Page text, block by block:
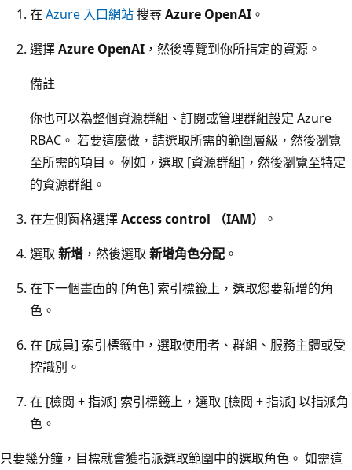
在 Azure 入口網站搜尋Azure OpenAI 。
選擇Azure OpenAI ，然後導覽到你所指定的資源。
備註
你也可以為整個資源群組、訂閱或管理群組設定 Azure
RBAC。 若要這麼做，請選取所需的範圍層級，然後瀏覽
至所需的項目。 例如，選取 [資源群組] ，然後瀏覽至特定
的資源群組。
在左側窗格選擇Access control （IAM）
。
選取 新增 ，然後選取 新增角色分配 。
在下一個畫面的 [角色] 索引標籤上，選取您要新增的角
色。
在 [成員] 索引標籤中，選取使用者、群組、服務主體或受
控識別。
在 [檢閱 + 指派] 索引標籤上，選取 [檢閱 + 指派] 以指派角
色。
只要幾分鐘，目標就會獲指派選取範圍中的選取角色。 如需這